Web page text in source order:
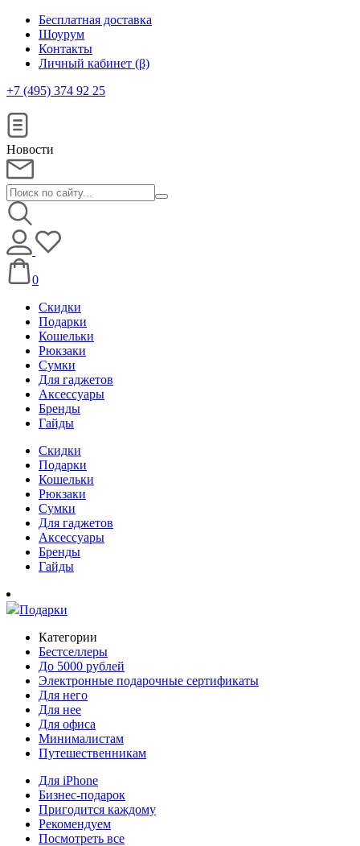
Бесплатная доставка
Шоурум
Контакты
Личный кабинет (β)
+7 (495) 374 92 25
Новости
0
Скидки
Подарки
Кошельки
Рюкзаки
Сумки
Для гаджетов
Аксессуары
Бренды
Гайды
Скидки
Подарки
Кошельки
Рюкзаки
Сумки
Для гаджетов
Аксессуары
Бренды
Гайды
Подарки
Категории
Бестселлеры
До 5000 рублей
Электронные подарочные сертификаты
Для него
Для нее
Для офиса
Минималистам
Путешественникам
Для iPhone
Бизнес-подарок
Пригодится каждому
Рекомендуем
Посмотреть все